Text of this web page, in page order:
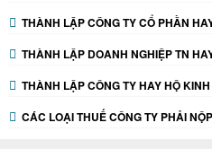
THÀNH LẬP CÔNG TY CỔ PHẦN
THÀNH LẬP DOANH NGHIỆP TN
THÀNH LẬP CÔNG TY HAY HỘ
CÁC LOẠI THUẾ CÔNG TY PHẢI NỘP